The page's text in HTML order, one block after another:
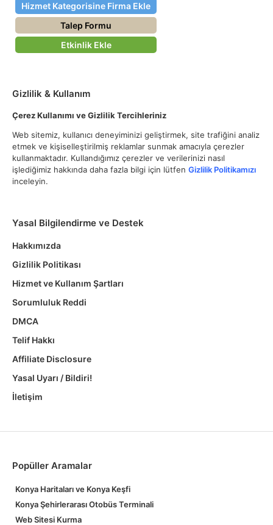
Hizmet Kategorisine Firma Ekle
Talep Formu
Etkinlik Ekle
Gizlilik & Kullanım
Çerez Kullanımı ve Gizlilik Tercihleriniz
Web sitemiz, kullanıcı deneyiminizi geliştirmek, site trafiğini analiz
etmek ve kişiselleştirilmiş reklamlar sunmak amacıyla çerezler
kullanmaktadır. Kullandığımız çerezler ve verilerinizi nasıl
işlediğimiz hakkında daha fazla bilgi için lütfen Gizlilik Politikamızı
inceleyin.
Yasal Bilgilendirme ve Destek
Hakkımızda
Gizlilik Politikası
Hizmet ve Kullanım Şartları
Sorumluluk Reddi
DMCA
Telif Hakkı
Affiliate Disclosure
Yasal Uyarı / Bildiri!
İletişim
Popüller Aramalar
Konya Haritaları ve Konya Keşfi
Konya Şehirlerarası Otobüs Terminali
Web Sitesi Kurma